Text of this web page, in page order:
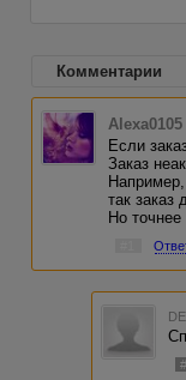
Комментарии
Alexa0105
Если
Заказ
так заказ
Но